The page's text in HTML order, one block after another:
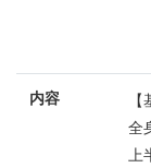
内容
全
上